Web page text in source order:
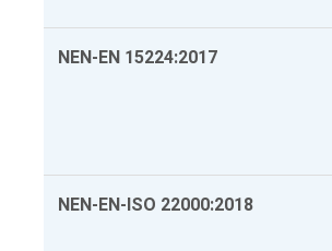
NEN-EN 15224:2017
NEN-EN-ISO 22000:2018